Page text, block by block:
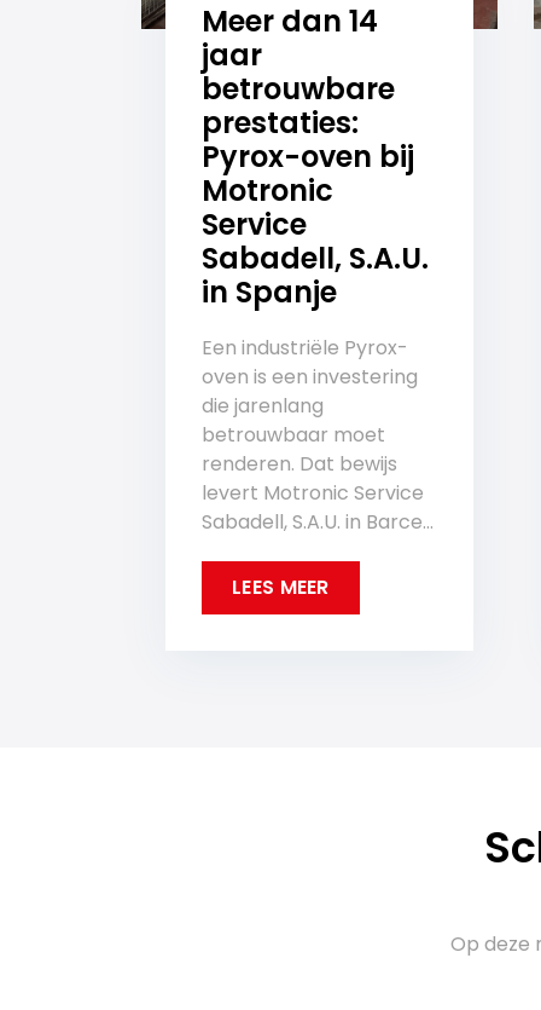
Meer dan 14
jaar
betrouwbare
prestaties:
Pyrox-oven bij
Motronic
Service
Sabadell, S.A.U.
in Spanje
Een industriële Pyrox-
oven is een investering
die jarenlang
betrouwbaar moet
renderen. Dat bewijs
levert Motronic Service
Sabadell, S.A.U. in Barce...
LEES MEER
Op deze